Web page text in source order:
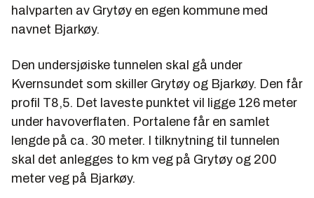
halvparten av Grytøy en egen kommune med
navnet Bjarkøy.
Den undersjøiske tunnelen skal gå under
Kvernsundet som skiller Grytøy og Bjarkøy. Den får
profil T8,5. Det laveste punktet vil ligge 126 meter
under havoverflaten. Portalene får en samlet
lengde på ca. 30 meter. I tilknytning til tunnelen
skal det anlegges to km veg på Grytøy og 200
meter veg på Bjarkøy.